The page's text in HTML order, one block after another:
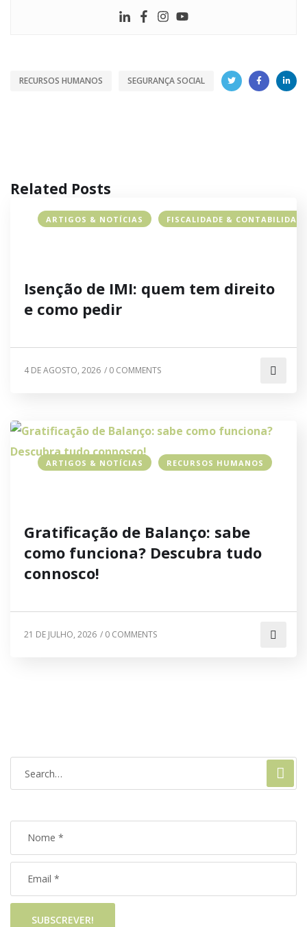
RECURSOS HUMANOS SEGURANÇA SOCIAL
Related Posts
ARTIGOS & NOTÍCIAS FISCALIDADE & CONTABILIDADE
Isenção de IMI: quem tem direito
e como pedir
4 DE AGOSTO, 2026 / 0 COMMENTS
ARTIGOS & NOTÍCIAS RECURSOS HUMANOS
Gratificação de Balanço: sabe
como funciona? Descubra tudo
connosco!
21 DE JULHO, 2026 / 0 COMMENTS
SUBSCREVER!